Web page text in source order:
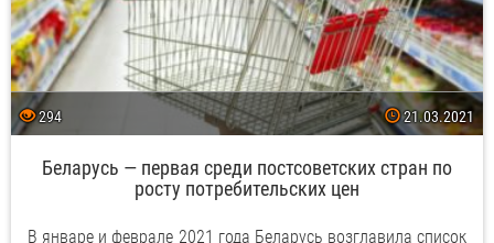
294 21.03.2021
Беларусь — первая среди постсоветских стран по
росту потребительских цен
В январе и феврале 2021 года Беларусь возглавила список